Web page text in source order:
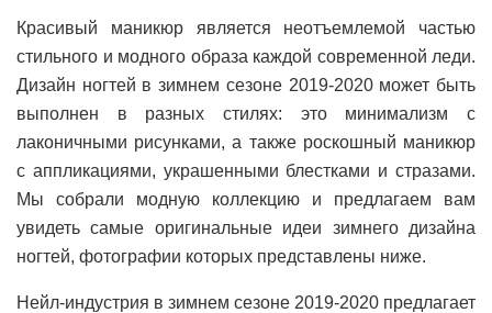
Красивый маникюр является неотъемлемой частью
стильного и модного образа каждой современной леди.
Дизайн ногтей в зимнем сезоне 2019-2020 может быть
выполнен в разных стилях: это минимализм с
лаконичными рисунками, а также роскошный маникюр
с аппликациями, украшенными блестками и стразами.
Мы собрали модную коллекцию и предлагаем вам
увидеть самые оригинальные идеи зимнего дизайна
ногтей, фотографии которых представлены ниже.
Нейл-индустрия в зимнем сезоне 2019-2020 предлагает